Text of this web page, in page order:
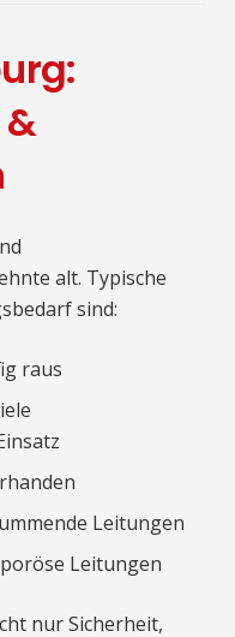
alt. Typische
sind:
raus
Leitungen
Leitungen
nur Sicherheit,